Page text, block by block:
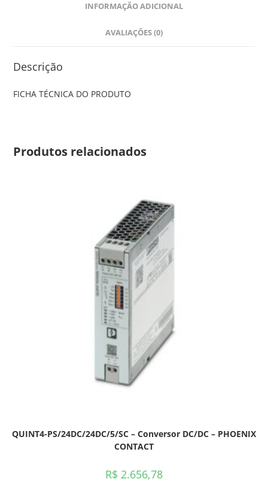
INFORMAÇÃO ADICIONAL
AVALIAÇÕES (0)
Descrição
FICHA TÉCNICA DO PRODUTO
Produtos relacionados
QUINT4-PS/24DC/24DC/5/SC – Conversor DC/DC – PHOENIX
CONTACT
R$ 2.656,78